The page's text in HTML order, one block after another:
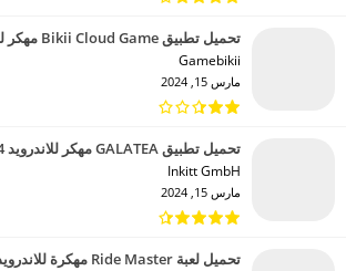
تحميل تطبيق Bikii Cloud Game مهكر للاندرويد 2024
Gamebikii‏
مارس 15, 2024
تحميل تطبيق GALATEA مهكر للاندرويد 2024
Inkitt GmbH‏
مارس 15, 2024
تحميل لعبة Ride Master مهكرة للاندرويد 2024